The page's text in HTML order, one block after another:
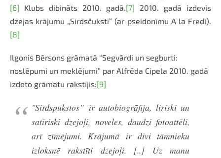
[6] Klubs dibināts 2010. gadā.[7] 2010. gadā izdevis
dzejas krājumu „Sirdsčuksti” (ar pseidonīmu A la Fredī).
[8]
Ilgonis Bērsons grāmatā “Segvārdi un segburti:
noslēpumi un meklējumi” par Alfrēda Cipela 2010. gadā
izdoto grāmatu rakstījis:[9]
"Sirdspukstos” ir autobiogrāfija, liriski un
satīriski dzejoļi, noveles, daudzi fotoattēli,
arī zīmējumi. Krājumā ir divi tāmnieku
izloksnē rakstīti dzejoļi. [..] Uz manu